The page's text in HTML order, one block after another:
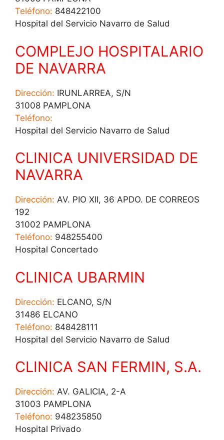
Teléfono: 848422100
Hospital del Servicio Navarro de Salud
COMPLEJO HOSPITALARIO
DE NAVARRA
Dirección: IRUNLARREA, S/N
31008 PAMPLONA
Teléfono:
Hospital del Servicio Navarro de Salud
CLINICA UNIVERSIDAD DE
NAVARRA
Dirección: AV. PIO XII, 36 APDO. DE CORREOS
192
31002 PAMPLONA
Teléfono: 948255400
Hospital Concertado
CLINICA UBARMIN
Dirección: ELCANO, S/N
31486 ELCANO
Teléfono: 848428111
Hospital del Servicio Navarro de Salud
CLINICA SAN FERMIN, S.A.
Dirección: AV. GALICIA, 2-A
31003 PAMPLONA
Teléfono: 948235850
Hospital Privado